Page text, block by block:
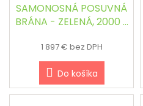
SAMONOSNÁ POSUVNÁ
BRÁNA - ZELENÁ, 2000 x
1 897 € bez DPH
Do košíka